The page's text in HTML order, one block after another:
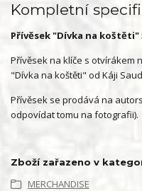
Kompletní
Přívěsek "Dívka na koštěti"
Přívěsek na klíče s otvírákem
"Dívka na koštěti" od Káji
Přívěsek se prodává na
odpovídat tomu na fotografii).
Zboží zařazeno v
MERCHANDISE